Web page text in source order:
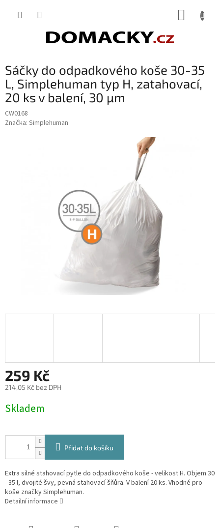
Sáčky do odpadkového koše 30-35
L, Simplehuman typ H, zatahovací,
20 ks v balení, 30 µm
CW0168
Značka: Simplehuman
259 Kč
214,05 Kč bez DPH
cena:
Skladem
Přidat do košíku
Extra silné stahovací pytle do odpadkového koše - velikost H. Objem 30
- 35 l, dvojité švy, pevná stahovací šňůra. V balení 20 ks. Vhodné pro
koše značky Simplehuman.
Detailní informace